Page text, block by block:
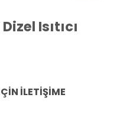
Isıtıcı
İLETİŞİME